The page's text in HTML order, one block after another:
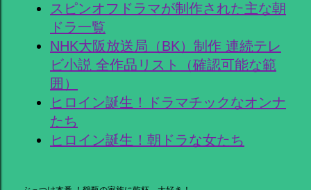
スピンオフドラマが制作された主な朝
ドラ一覧
NHK大阪放送局（BK）制作 連続テレ
ビ小説 全作品リスト（確認可能な範
囲）
ヒロイン誕生！ドラマチックなオンナ
たち
ヒロイン誕生！朝ドラな女たち